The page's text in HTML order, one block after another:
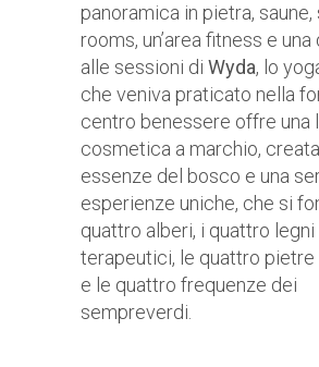
panoramica in pietra, saune,
rooms, un’area fitness e
alle sessioni di Wyda, lo
che veniva praticato nella
centro benessere offre una
cosmetica a marchio,
essenze del bosco e una
esperienze uniche, che si
quattro alberi, i quattro legni
terapeutici, le quattro
e le quattro frequenze dei
sempreverdi.